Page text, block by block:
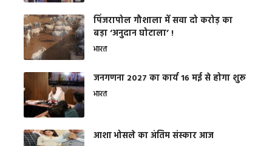
​पिंजरापोल गौशाला में सवा दो करोड़ का
बड़ा ‘अनुदान घोटाला’ !
भारत
जनगणना 2027 का कार्य 16 मई से होगा शुरू
भारत
आशा भोसले का अंतिम संस्कार आज